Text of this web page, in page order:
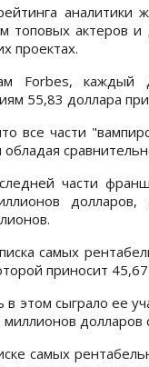
аналитики
топовых актеров
проектах.
Forbes,
55,83 доллара
все части
обладая
части
самых
приносит
в этом сыграло ее
долларов
самых